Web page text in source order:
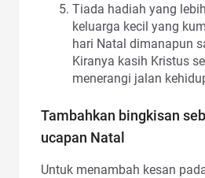
Tiada hadiah yang
keluarga kecil yang
hari Natal dimanapun
Kiranya kasih Kristus
menerangi jalan
Tambahkan bingkisan
ucapan Natal
Untuk menambah kesan